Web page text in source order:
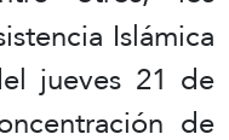
Islámica
jueves 21 de
de